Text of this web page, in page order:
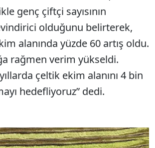
genç çiftçi sayısının
olduğunu belirterek,
alanında yüzde 60 artış oldu.
rağmen verim yükseldi.
çeltik ekim alanını 4 bin
hedefliyoruz” dedi.